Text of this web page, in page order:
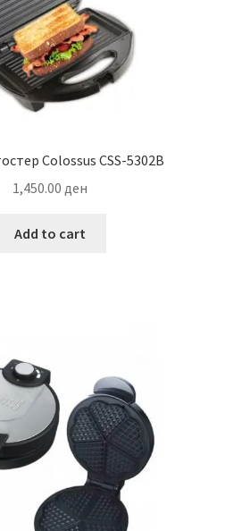
Colossus CSS-5302B
1,450.00 ден
Add to cart